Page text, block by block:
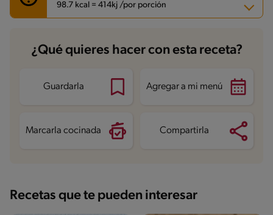
98.7 kcal = 414kj /por porción
Carbohidratos 19.1 g
Energía 98.7 kcal
Proteína
Grasas saturadas 0.1 g
¿Qué quieres hacer con esta receta?
Guardarla Agregar a mi menú
Marcarla cocinada Compartirla
Recetas que te pueden interesar